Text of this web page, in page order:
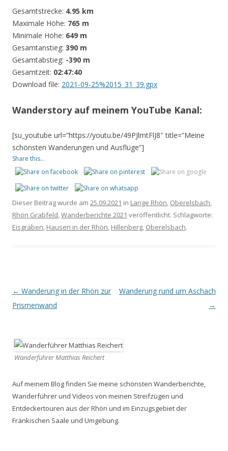
Gesamtstrecke: 4.95 km
Maximale Höhe: 765 m
Minimale Höhe: 649 m
Gesamtanstieg: 390 m
Gesamtabstieg: -390 m
Gesamtzeit: 02:47:40
Download file: 2021-09-25%2015_31_39.gpx
Wanderstory auf meinem YouTube Kanal:
[su_youtube url=”https://youtu.be/49PJlmtFlJ8″ title=”Meine
schönsten Wanderungen und Ausflüge”]
Share this...
Dieser Beitrag wurde am 25.09.2021 in Lange Rhön, Oberelsbach,
Rhön Grabfeld,Wanderberichte 2021 veröffentlicht. Schlagworte:
Eisgraben, Hausen in der Rhön, Hillenberg, Oberelsbach.
Beitrags-
Navigation
← Wanderung in der Rhön zur
Prismenwand
Wanderung rund um Aschach
→
Wanderführer Matthias Reichert
Auf meinem Blog finden Sie meine schönsten Wanderberichte,
Wanderführer und Videos von meinen Streifzügen und
Entdeckertouren aus der Rhön und im Einzugsgebiet der
Fränkischen Saale und Umgebung.